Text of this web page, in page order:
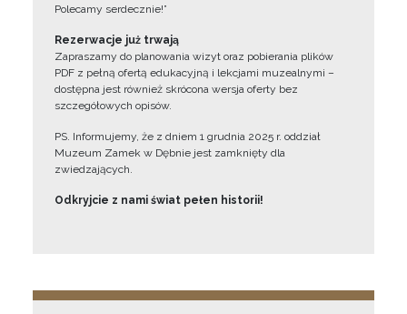
Polecamy serdecznie!”
Rezerwacje już trwają
Zapraszamy do planowania wizyt oraz pobierania plików
PDF z pełną ofertą edukacyjną i lekcjami muzealnymi –
dostępna jest również skrócona wersja oferty bez
szczegółowych opisów.
PS. Informujemy, że z dniem 1 grudnia 2025 r. oddział
Muzeum Zamek w Dębnie jest zamknięty dla
zwiedzających.
Odkryjcie z nami świat pełen historii!